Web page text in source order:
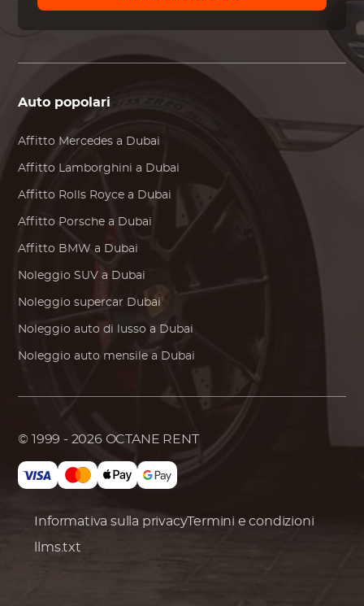
Auto popolari
Affitto Mercedes a Dubai
Affitto Lamborghini a Dubai
Affitto Rolls Royce a Dubai
Affitto Porsche a Dubai
Affitto BMW a Dubai
Noleggio SUV a Dubai
Noleggio supercar Dubai
Noleggio auto di lusso a Dubai
Noleggio auto mensile a Dubai
© 1999 - 2026 OCTANE RENT
Informativa sulla privacyTermini e condizioni
llms.txt